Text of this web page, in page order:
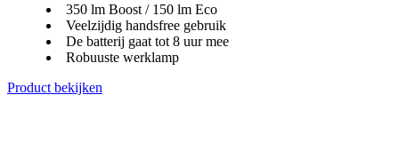
350 lm Boost / 150 lm Eco
Veelzijdig handsfree gebruik
De batterij gaat tot 8 uur mee
Robuuste werklamp
Product bekijken